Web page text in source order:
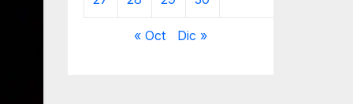
« Oct Dic »